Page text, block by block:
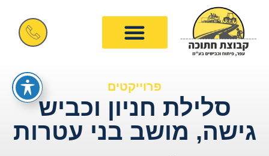
פרוייקטים
סלילת חניון וכביש
גישה, מושב בני עטרות